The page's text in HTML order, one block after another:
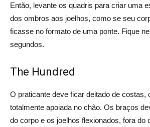
Então, levante os quadris para criar uma
dos ombros aos joelhos, como se seu
ficasse no formato de uma ponte. Fique
segundos.
The Hundred
O praticante deve ficar deitado de costas,
totalmente apoiada no chão. Os braços
do corpo e os joelhos flexionados, fora do